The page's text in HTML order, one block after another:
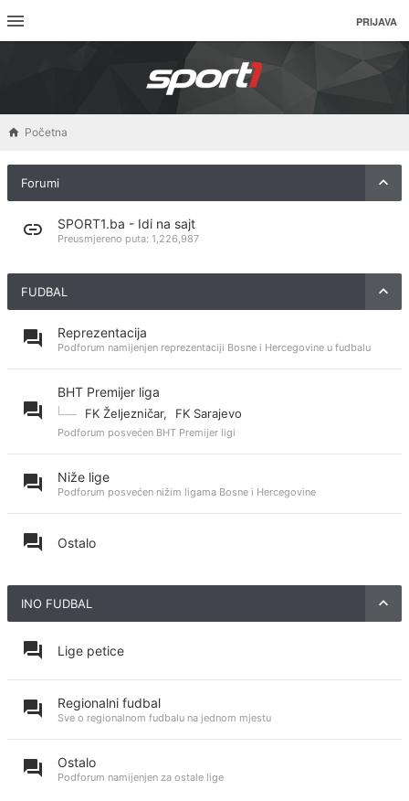
PRIJAVA
Početna
Forumi
SPORT1.ba - Idi na sajt
Preusmjereno puta: 1,226,987
FUDBAL
Reprezentacija
Podforum namijenjen reprezentaciji Bosne i Hercegovine u fudbalu
BHT Premijer liga
FK Željezničar, FK Sarajevo
Podforum posvećen BHT Premijer ligi
Niže lige
Podforum posvećen nižim ligama Bosne i Hercegovine
Ostalo
INO FUDBAL
Lige petice
Regionalni fudbal
Sve o regionalnom fudbalu na jednom mjestu
Ostalo
Podforum namijenjen za ostale lige